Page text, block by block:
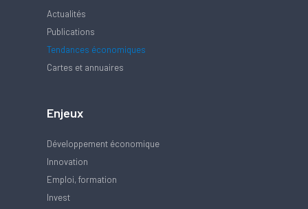
Actualités
Publications
Tendances économiques
Cartes et annuaires
Enjeux
Développement économique
Innovation
Emploi, formation
Invest